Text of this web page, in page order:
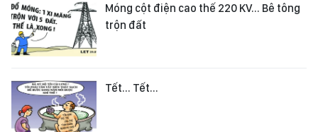
Móng cột điện cao thế 220 KV... Bê tông
trộn đất
Tết... Tết...